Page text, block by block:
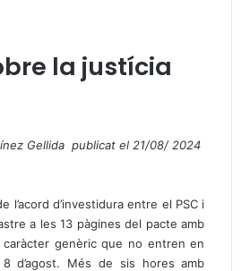
la justícia
Gellida publicat el 21/08/ 2024
d’investidura entre el PSC i
a les 13 pàgines del pacte amb
genèric que no entren en
d’agost. Més de sis hores amb